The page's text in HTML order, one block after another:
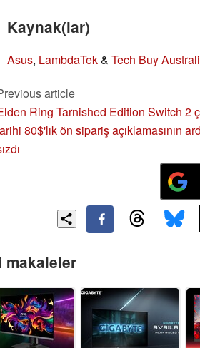
Kaynak(lar)
Asus, LambdaTek& Tech Buy
article
Ring Tarnished Edition Switch 2
80$'lık ön sipariş açıklamasının
makaleler